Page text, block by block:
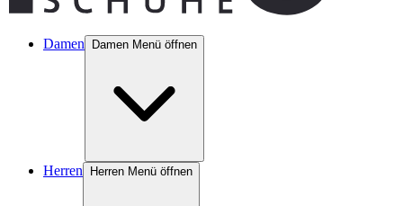
Damen Damen Menü öffnen
Herren Herren Menü öffnen